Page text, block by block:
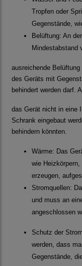
Tropfen oder
Gegenstände,
Belüftung: An
Mindestabstand
ausreichende
des Geräts mit
behindert werden darf.
das Gerät nicht in eine
Schrank eingebaut
behindern könnten.
Wärme: Das
wie
erzeugen,
Stromquellen:
und muss an
angeschlossen
Schutz der
werden, dass
Gegenstände,